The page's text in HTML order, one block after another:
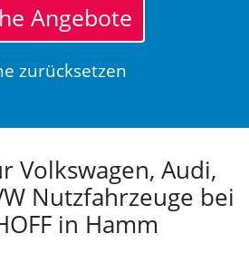
Angebote
zurücksetzen
Volkswagen, Audi,
Nutzfahrzeuge bei
in Hamm